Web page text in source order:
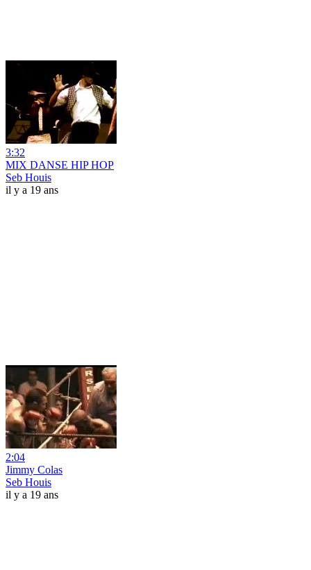
3:32
MIX DANSE HIP HOP
Seb Houis
il y a 19 ans
2:04
Jimmy Colas
Seb Houis
il y a 19 ans